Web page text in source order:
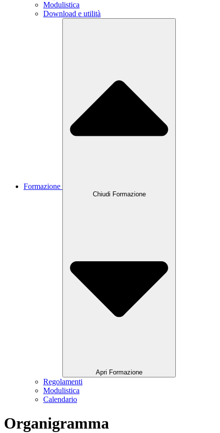
Modulistica
Download e utilità
Formazione
Chiudi Formazione
Apri Formazione
Regolamenti
Modulistica
Calendario
Organigramma